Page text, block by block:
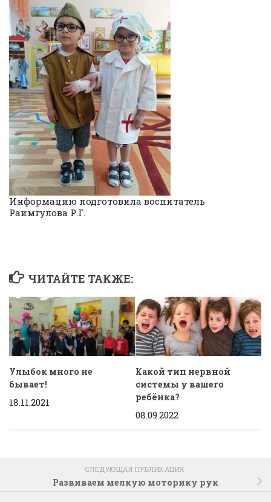
Информацию подготовила воспитатель
Раимгулова Р.Г.
ЧИТАЙТЕ ТАКЖЕ:
Улыбок много не
бывает!
18.11.2021
Какой тип нервной
системы у вашего
ребёнка?
08.09.2022
СЛЕДУЮЩАЯ ПУБЛИКАЦИЯ
Развиваем мелкую моторику рук